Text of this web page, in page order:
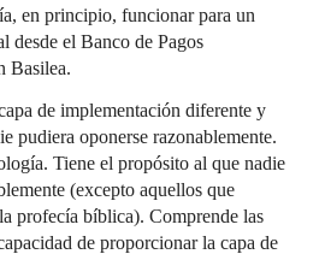
en principio, funcionar para un
desde el Banco de Pagos
Basilea.
de implementación diferente y
pudiera oponerse razonablemente.
Tiene el propósito al que nadie
(excepto aquellos que
profecía bíblica). Comprende las
de proporcionar la capa de